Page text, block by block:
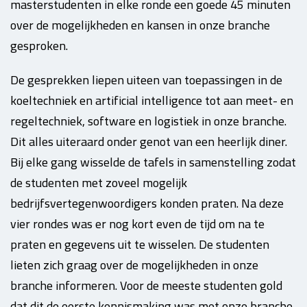
over de mogelijkheden en kansen in onze branche
gesproken.
De gesprekken liepen uiteen van toepassingen in de
koeltechniek en artificial intelligence tot aan meet- en
regeltechniek, software en logistiek in onze branche.
Dit alles uiteraard onder genot van een heerlijk diner.
Bij elke gang wisselde de tafels in samenstelling zodat
de studenten met zoveel mogelijk
bedrijfsvertegenwoordigers konden praten. Na deze
vier rondes was er nog kort even de tijd om na te
praten en gegevens uit te wisselen. De studenten
lieten zich graag over de mogelijkheden in onze
branche informeren. Voor de meeste studenten gold